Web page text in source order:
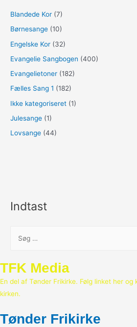
Blandede Kor (7)
Børnesange (10)
Engelske Kor (32)
Evangelie Sangbogen (400)
Evangelietoner (182)
Fælles Sang 1 (182)
Ikke kategoriseret (1)
Julesange (1)
Lovsange (44)
Indtast
e
f
t
r
TFK Media
En del af Tønder Frikirke. Følg linket her
kirken.
Tønder Frikirke